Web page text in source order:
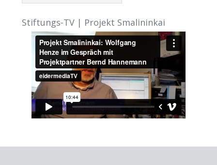
Stiftungs-TV | Projekt Smalininkai